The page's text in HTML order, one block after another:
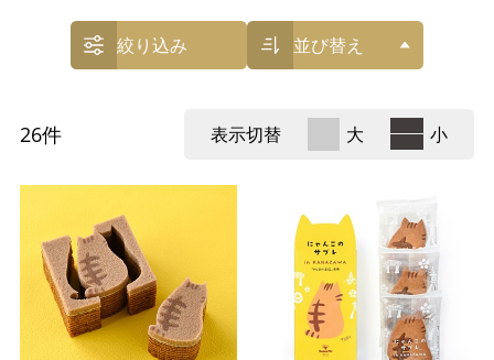
絞り込み 並び替え
26件 表示切替 大 小